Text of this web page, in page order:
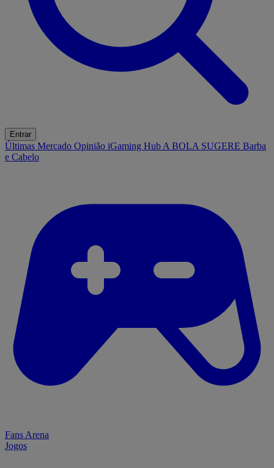
Entrar
Últimas Mercado Opinião iGaming Hub A BOLA SUGERE Barba
e Cabelo
Fans Arena
Jogos